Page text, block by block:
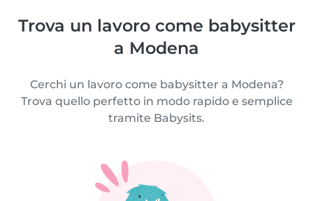
Trova un lavoro come babysitter
a Modena
Cerchi un lavoro come babysitter a Modena?
Trova quello perfetto in modo rapido e semplice
tramite Babysits.